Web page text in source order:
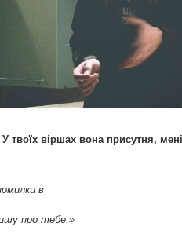
твоїх віршах вона присутня,
:
в
про тебе.»